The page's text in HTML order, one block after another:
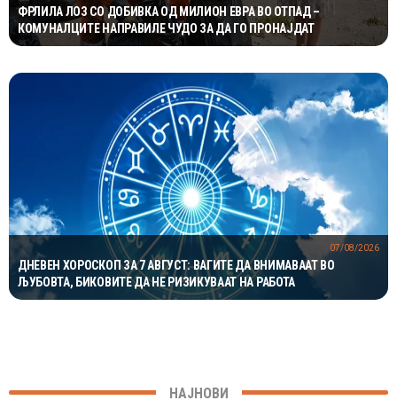
ФРЛИЛА ЛОЗ СО ДОБИВКА ОД МИЛИОН ЕВРА ВО ОТПАД –
КОМУНАЛЦИТЕ НАПРАВИЛЕ ЧУДО ЗА ДА ГО ПРОНАЈДАТ
ДНЕВЕН ХОРОСКОП ЗА 7 АВГУСТ: ВАГИТЕ ДА ВНИМАВААТ ВО
ЉУБОВТА, БИКОВИТЕ ДА НЕ РИЗИКУВААТ НА РАБОТА
07/08/2026
НАЈНОВИ